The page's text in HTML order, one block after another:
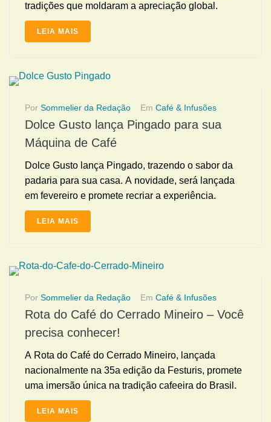
tradições que moldaram a apreciação global.
LEIA MAIS
Por Sommelier da Redação Em Café & Infusões
Dolce Gusto lança Pingado para sua
Máquina de Café
Dolce Gusto lança Pingado, trazendo o sabor da
padaria para sua casa. A novidade, será lançada
em fevereiro e promete recriar a experiência.
LEIA MAIS
Por Sommelier da Redação Em Café & Infusões
Rota do Café do Cerrado Mineiro – Você
precisa conhecer!
A Rota do Café do Cerrado Mineiro, lançada
nacionalmente na 35a edição da Festuris, promete
uma imersão única na tradição cafeeira do Brasil.
LEIA MAIS